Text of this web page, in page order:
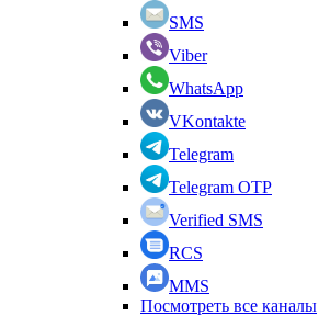
SMS
Viber
WhatsApp
VKontakte
Telegram
Telegram OTP
Verified SMS
RCS
MMS
Посмотреть все каналы